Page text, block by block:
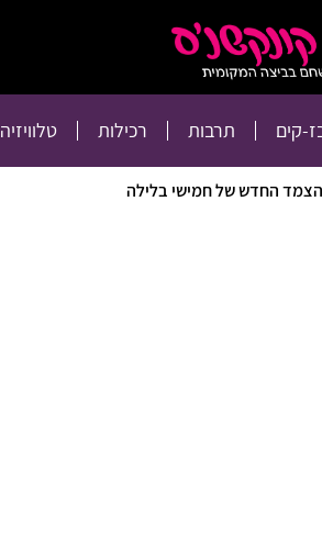
קים תרבות רכילות טלוויזיה
הצמד החדש של חמישי בלילה